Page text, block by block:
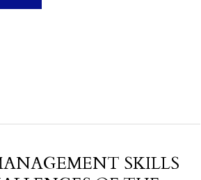
SKILLS